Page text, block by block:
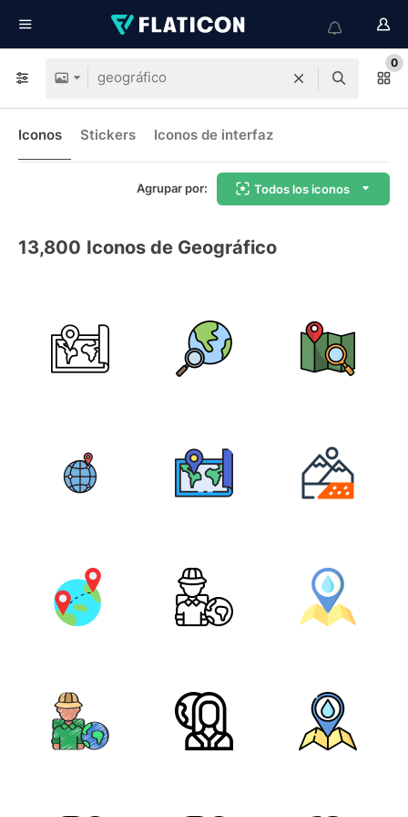
0
Iconos Stickers Iconos de interfaz
Agrupar por: Todos los iconos
13,800 Iconos de Geográfico